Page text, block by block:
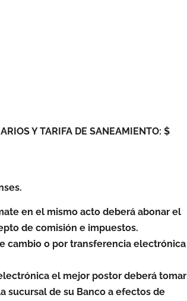
Y TARIFA DE SANEAMIENTO: $
en el mismo acto deberá abonar el
de comisión e impuestos.
cambio o por transferencia electrónica
el mejor postor deberá tomar
sucursal de su Banco a efectos de